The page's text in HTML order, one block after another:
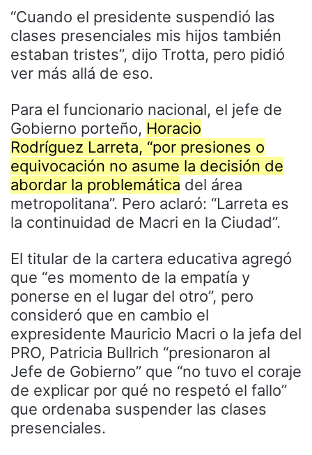
“Cuando el presidente suspendió las
clases presenciales mis hijos también
estaban tristes”, dijo Trotta, pero pidió
ver más allá de eso.
Para el funcionario nacional, el jefe de
Gobierno porteño, Horacio
Rodríguez Larreta, “por presiones o
equivocación no asume la decisión de
abordar la problemática del área
metropolitana”. Pero aclaró: “Larreta es
la continuidad de Macri en la Ciudad”.
El titular de la cartera educativa agregó
que “es momento de la empatía y
ponerse en el lugar del otro”, pero
consideró que en cambio el
expresidente Mauricio Macri o la jefa del
PRO, Patricia Bullrich “presionaron al
Jefe de Gobierno” que “no tuvo el coraje
de explicar por qué no respetó el fallo”
que ordenaba suspender las clases
presenciales.